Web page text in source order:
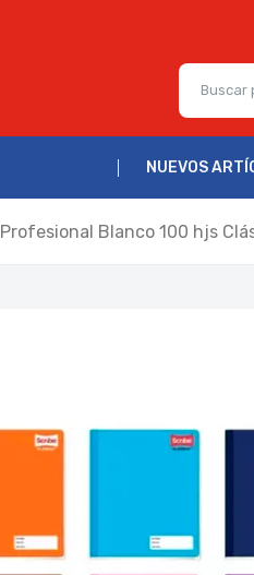
NUEVOS
Fiesta
Blanco 100 hjs